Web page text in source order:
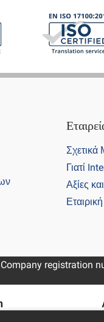
Γιατί
Αξίες
registration